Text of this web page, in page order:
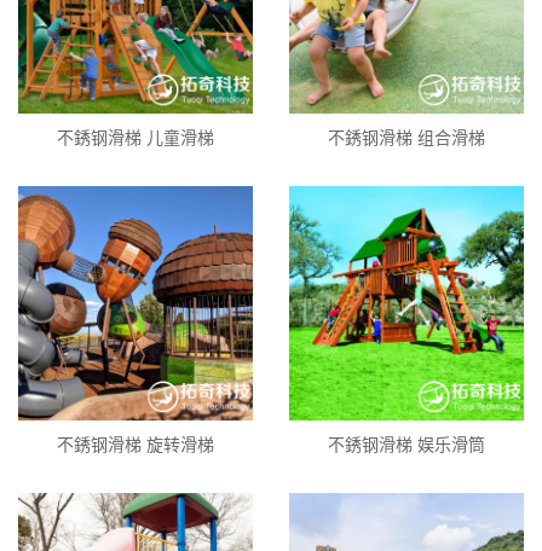
不銹钢滑梯 儿童滑梯 不銹钢滑梯 组合滑梯
不銹钢滑梯 旋转滑梯 不銹钢滑梯 娱乐滑筒